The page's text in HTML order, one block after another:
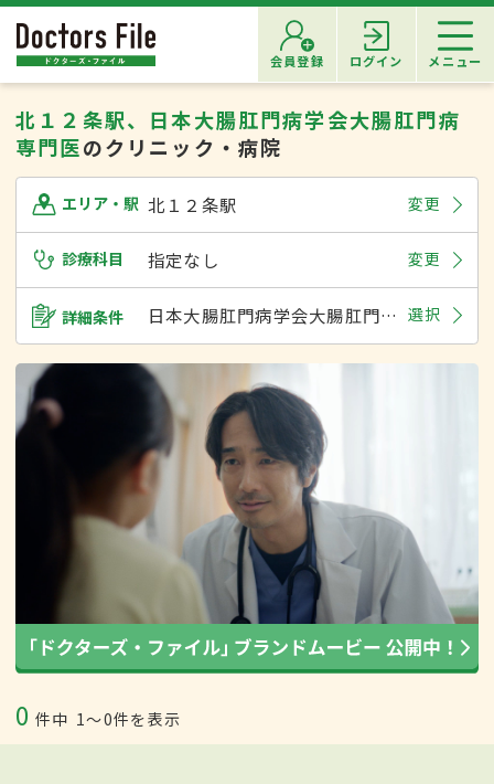
会員登録 ログイン メニュー
北１２条駅、日本大腸肛門病学会大腸肛門病
専門医のクリニック・病院
エリア・駅 北１２条駅 変更
診療科目 指定なし 変更
詳細条件 日本大腸肛門病学会大腸肛門病専門医 選択
0 件中 1〜0件を表示